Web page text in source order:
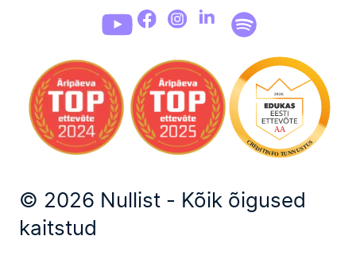
© 2026 Nullist - Kõik õigused
kaitstud